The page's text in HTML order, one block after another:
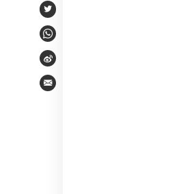
Twitter
WhatsApp
Weibo
Email